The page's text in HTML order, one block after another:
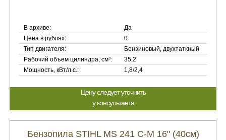
В архиве:
Да
Цена в рублях:
0
Тип двигателя:
Бензиновый, двухтаткный
Рабочий объем цилиндра, см³:
35,2
Мощность, кВт/л.с.:
1,8/2,4
Цену следует уточнить
у консультанта
Бензопила STIHL MS 241 C-M 16" (40см)